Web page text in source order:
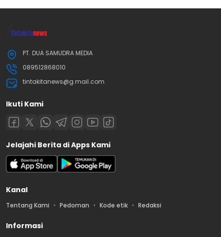
PT. DUA SAMUDRA MEDIA
089512868010
tintakitanews@g.mail.com
Ikuti Kami
Jelajahi Berita di Apps Kami
Kanal
Tentang Kami Pedoman Kode etik Redaksi
Informasi